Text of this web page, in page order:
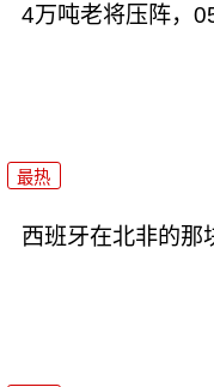
4万吨老将压阵，
最热
西班牙在北非的那